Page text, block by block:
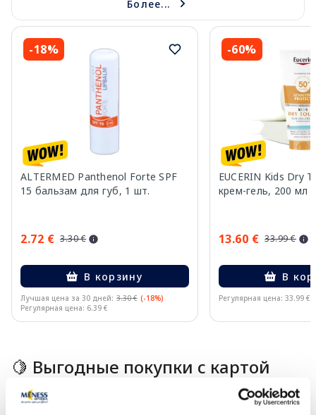
Более...
-18%
ALTERMED Panthenol Forte SPF
15 бальзам для губ, 1 шт.
2.72 € 3.30 €
В корзину
Лучшая цена за 30 дней: 3.30 € (-18%)
Регулярная цена: 6.39 €
-60%
EUCERIN Kids Dry
крем-гель, 200 мл
13.60 € 33.99 €
В
Регулярная цена: 33.99 €
🍋 Выгодные покупки с картой
Veselība